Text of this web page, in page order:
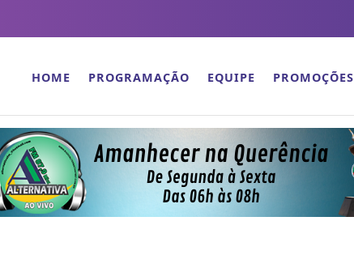
HOME PROGRAMAÇÃO EQUIPE PROMOÇÕES